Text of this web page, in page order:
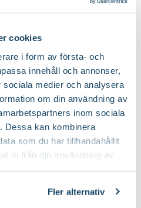
cookies
i form av första- och
innehåll och annonser,
sociala medier och analysera
om din användning av
inom sociala
Dessa kan kombinera
som du har tillhandahållit
in från din användning av
Fler alternativ